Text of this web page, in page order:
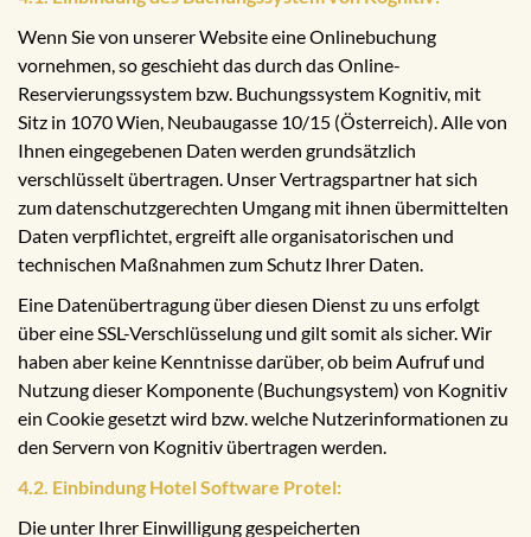
Wenn Sie von unserer Website eine Onlinebuchung
vornehmen, so geschieht das durch das Online-
Reservierungssystem bzw. Buchungssystem Kognitiv, mit
Sitz in 1070 Wien, Neubaugasse 10/15 (Österreich). Alle von
Ihnen eingegebenen Daten werden grundsätzlich
verschlüsselt übertragen. Unser Vertragspartner hat sich
zum datenschutzgerechten Umgang mit ihnen übermittelten
Daten verpflichtet, ergreift alle organisatorischen und
technischen Maßnahmen zum Schutz Ihrer Daten.
Eine Datenübertragung über diesen Dienst zu uns erfolgt
über eine SSL-Verschlüsselung und gilt somit als sicher. Wir
haben aber keine Kenntnisse darüber, ob beim Aufruf und
Nutzung dieser Komponente (Buchungsystem) von Kognitiv
ein Cookie gesetzt wird bzw. welche Nutzerinformationen zu
den Servern von Kognitiv übertragen werden.
4.2. Einbindung Hotel Software Protel:
Die unter Ihrer Einwilligung gespeicherten